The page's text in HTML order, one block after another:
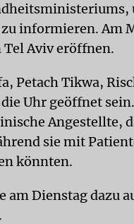
zu informieren. Am
Aviv eröffnen.
Petach Tikwa,
Uhr geöffnet sein.
Angestellte,
sie mit
könnten.
am Dienstag dazu